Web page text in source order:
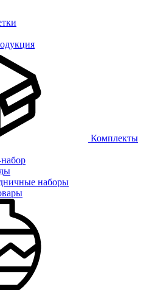
Комплекты
наборы